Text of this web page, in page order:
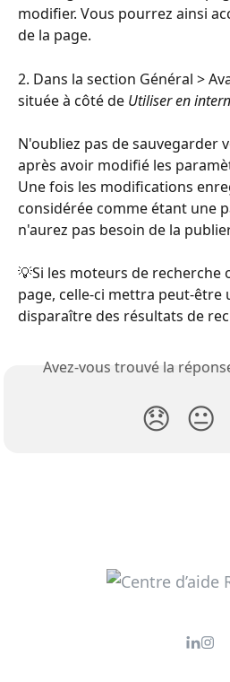
modifier. Vous pourrez ainsi
de la page.
2. Dans la section Général >
située à côté de Utiliser en
N'oubliez pas de sauvegarder
après avoir modifié les
Une fois les modifications
considérée comme étant une
n'aurez pas besoin de la
💡Si les moteurs de recherche
page, celle-ci mettra peut-être
disparaître des résultats de
Avez-vous trouvé la
😞 😐